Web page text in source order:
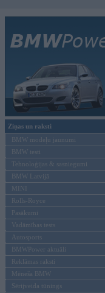
Ziņas un raksti
BMW modeļu jaunumi
BMW testi
Tehnoloģijas & sasniegumi
BMW Latvijā
MINI
Rolls-Royce
Pasākumi
Vadāmības tests
Autosports
BMWPower aktuāli
Reklāmas raksti
Mēneša BMW
Sērijveida tūnings